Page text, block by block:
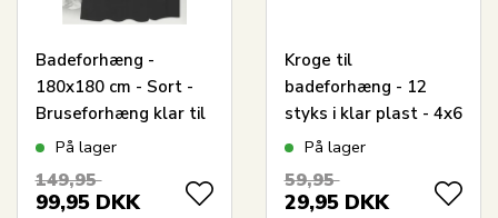
Badeforhæng -
180x180 cm - Sort -
Bruseforhæng klar til
ophæng
På lager
149,95
99,95 DKK
Kroge til
badeforhæng - 12
styks i klar plast - 4x6
cm - Ekstra ringe til
På lager
59,95
29,95 DKK